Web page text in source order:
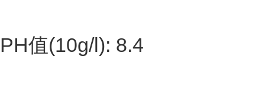
PH值(10g/l): 8.4